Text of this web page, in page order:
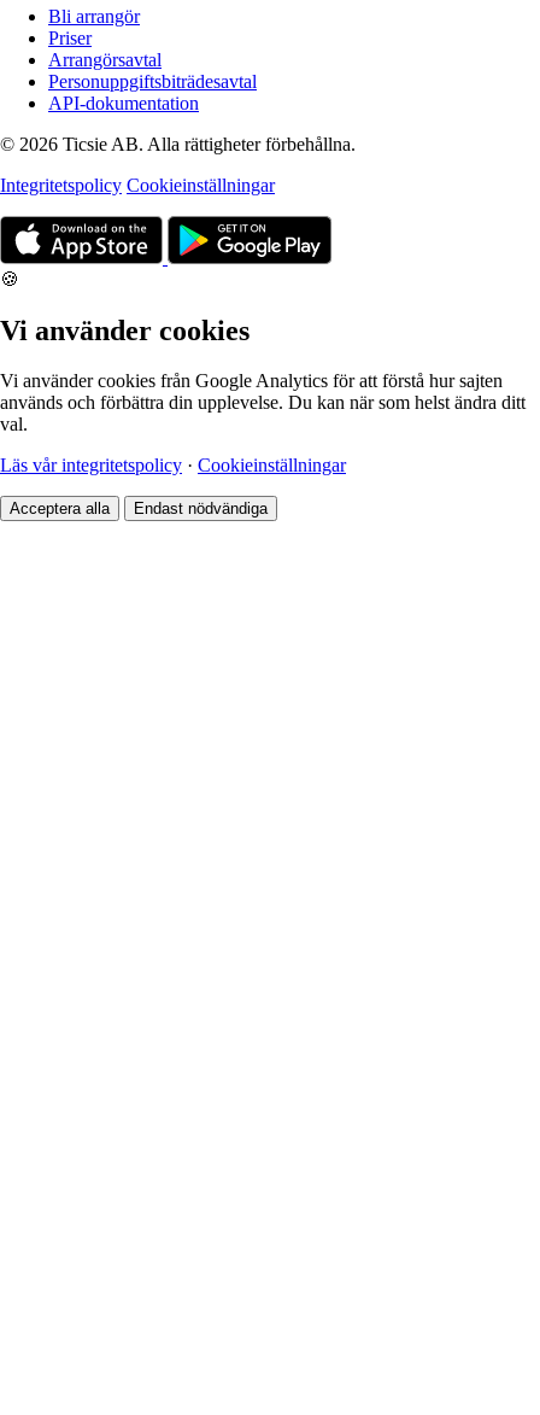
Bli arrangör
Priser
Arrangörsavtal
Personuppgiftsbiträdesavtal
API-dokumentation
© 2026 Ticsie AB. Alla rättigheter förbehållna.
Integritetspolicy Cookieinställningar
🍪
Vi använder cookies
Vi använder cookies från Google Analytics för att förstå hur sajten
används och förbättra din upplevelse. Du kan när som helst ändra ditt
val.
Läs vår integritetspolicy · Cookieinställningar
Acceptera alla Endast nödvändiga